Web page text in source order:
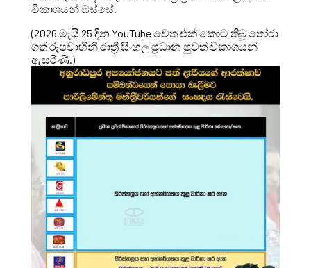
විකාශයන් ඔස්සේ.
(2026 මැයි 25 දින YouTube වෙත එක් කොට තිබූ තෝරා
ගත් රූපවාහිනී රාත්‍රී සිංහල ප්‍රධාන පුවත් විකාශයන්
ඇසුරිණි.)